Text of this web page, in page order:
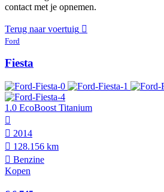
contact met je opnemen.
Terug naar voertuig
Ford
Fiesta
1.0 EcoBoost Titanium
2014
128.156 km
Benzine
Kopen